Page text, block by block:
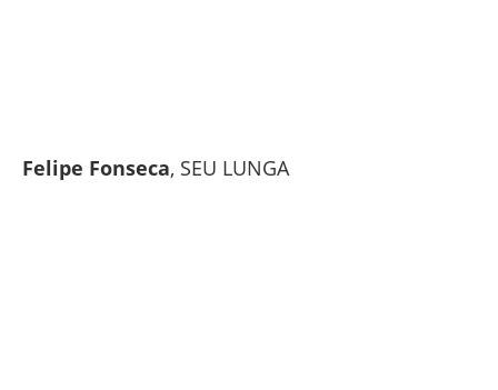
Felipe Fonseca, SEU LUNGA